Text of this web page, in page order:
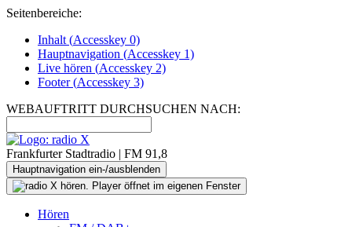
Seitenbereiche:
Inhalt (Accesskey 0)
Hauptnavigation (Accesskey 1)
Live hören (Accesskey 2)
Footer(Accesskey 3)
WEBAUFTRITT DURCHSUCHEN NACH:
Frankfurter Stadtradio | FM 91,8
Hauptnavigation ein-/ausblenden
Hören